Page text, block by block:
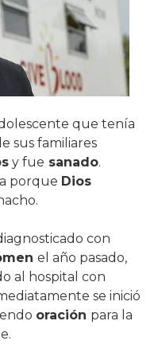
que tenía
sus familiares
y fue sanado.
porque Dios
con
el año pasado,
al hospital con
se inició
oración para la